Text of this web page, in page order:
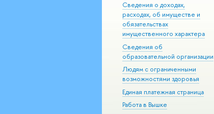
Сведения о доходах,
расходах, об имуществе и
обязательствах
имущественного характера
Сведения об
образовательной организации
Людям с ограниченными
возможностями здоровья
Единая платежная страница
Работа в Вышке